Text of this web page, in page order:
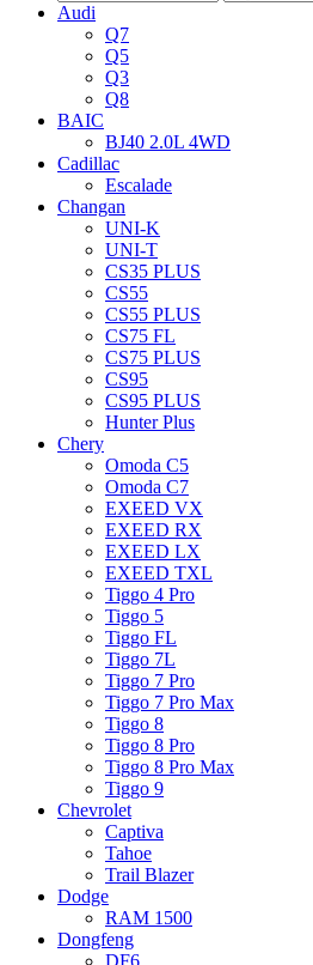
Audi
Q7
Q5
Q3
Q8
BAIC
BJ40 2.0L 4WD
Cadillac
Escalade
Changan
UNI-K
UNI-T
CS35 PLUS
CS55
CS55 PLUS
CS75 FL
CS75 PLUS
CS95
CS95 PLUS
Hunter Plus
Chery
Omoda C5
Omoda C7
EXEED VX
EXEED RX
EXEED LX
EXEED TXL
Tiggo 4 Pro
Tiggo 5
Tiggo FL
Tiggo 7L
Tiggo 7 Pro
Tiggo 7 Pro Max
Tiggo 8
Tiggo 8 Pro
Tiggo 8 Pro Max
Tiggo 9
Chevrolet
Captiva
Tahoe
Trail Blazer
Dodge
RAM 1500
Dongfeng
DF6